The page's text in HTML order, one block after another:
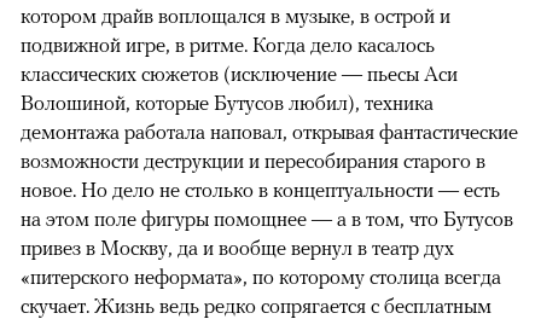
котором драйв воплощался в музыке, в острой и
подвижной игре, в ритме. Когда дело касалось
классических сюжетов (исключение — пьесы Аси
Волошиной, которые Бутусов любил), техника
демонтажа работала наповал, открывая фантастические
возможности деструкции и пересобирания старого в
новое. Но дело не столько в концептуальности — есть
на этом поле фигуры помощнее — а в том, что Бутусов
привез в Москву, да и вообще вернул в театр дух
«питерского неформата», по которому столица всегда
скучает. Жизнь ведь редко сопрягается с бесплатным